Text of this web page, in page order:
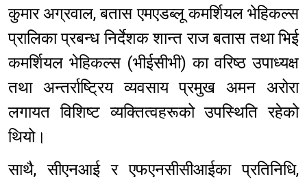
कुमार अग्रवाल, बतास एमएडब्लू कमर्शियल भेहिकल्स
प्रालिका प्रबन्ध निर्देशक शान्त राज बतास तथा भिई
कमर्शियल भेहिकल्स (भीईसीभी) का वरिष्ठ उपाध्यक्ष
तथा अन्तर्राष्ट्रिय व्यवसाय प्रमुख अमन अरोरा
लगायत विशिष्ट व्यक्तित्वहरूको उपस्थिति रहेको
थियो।
साथै, सीएनआई र एफएनसीसीआईका प्रतिनिधि,